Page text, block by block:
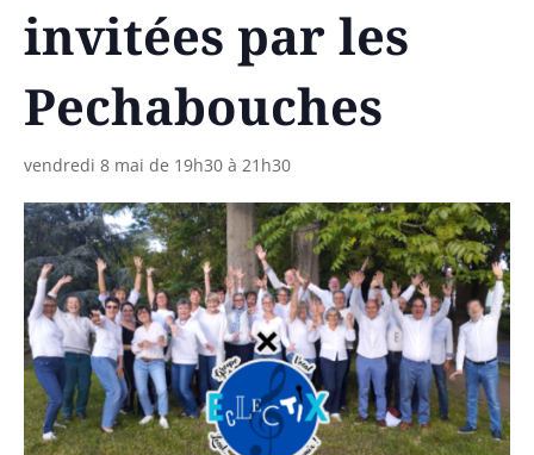
invitées par les
Pechabouches
vendredi 8 mai de 19h30 à 21h30